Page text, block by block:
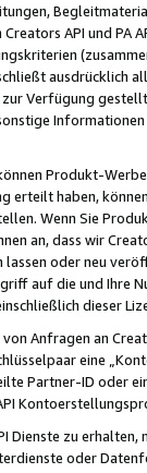
API und PA
ausdrücklich
Verfügung
Produkt-
erteilt haben,
Wenn Sie
an, dass wir
oder neu
auf die und Ihre
dieser
Anfragen an
eine
Partner-ID oder
Dienste zu
oder